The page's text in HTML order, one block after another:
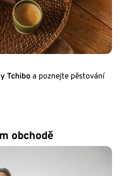
Tchibo a poznejte pěstování
obchodě